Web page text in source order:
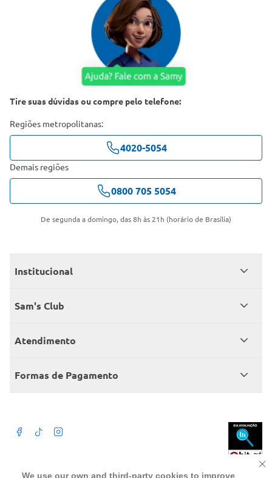
We use our own and third-party cookies to improve
Tire suas dúvidas ou compre pelo telefone:
Regiões metropolitanas:
4020-5054
Demais regiões
0800 705 5054
De segunda a domingo, das 8h às 21h (horário de Brasília)
Institucional
Quem somos
Encontre um Clube
Sam's Club
Seja sócio
Member’s Mark
Atendimento
Fale conosco
Atendimento em libras
Formas de Pagamento
Beba com moderação. A Venda e o consumo de bebida alcoólica são